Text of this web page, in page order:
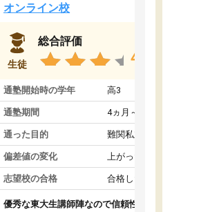
オンライン校
生徒
総合評価
4.4
通塾開始時の学年 高3
通塾期間 4ヵ月～1年未満
通った目的 難関私立受験対策
偏差値の変化 上がった
志望校の合格 合格した
優秀な東大生講師陣なので信頼性や安心感が高